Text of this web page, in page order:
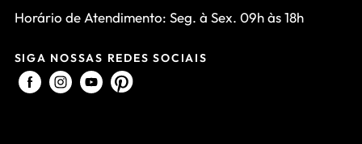
Horário de Atendimento: Seg. à Sex. 09h às 18h
SIGA NOSSAS REDES SOCIAIS